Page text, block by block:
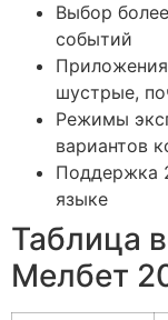
Выбор
событий
шустрые,
Режимы
вариантов
Поддержка
языке
Таблица
Мелбет